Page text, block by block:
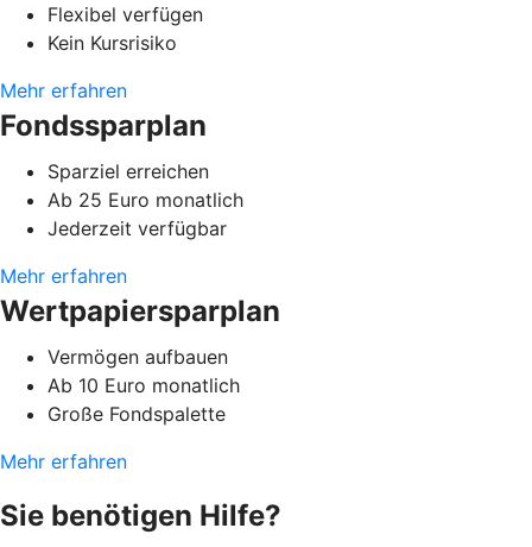
Flexibel verfügen
Kein Kursrisiko
Mehr erfahren
Fondssparplan
Sparziel erreichen
Ab 25 Euro monatlich
Jederzeit verfügbar
Mehr erfahren
Wertpapiersparplan
Vermögen aufbauen
Ab 10 Euro monatlich
Große Fondspalette
Mehr erfahren
Sie benötigen Hilfe?